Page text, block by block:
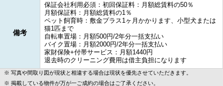
備考
保証会社利用必須：初回保証料：月額総賃料の50％
月額保証料：月額総賃料の1％
ペット飼育時：敷金プラス1ヶ月かかります、小型犬または
猫1匹まで
自転車置場：月額500円/2年分一括支払い
バイク置場：月額2000円/2年分一括支払い
家財保険+付帯サービス：月額1440円
退去時のクリーニング費用は借主負担になります
写真や間取り図が現状と相違する場合は現状を優先させていただきます。
掲載している物件が万が一ご成約の場合はご了承ください。